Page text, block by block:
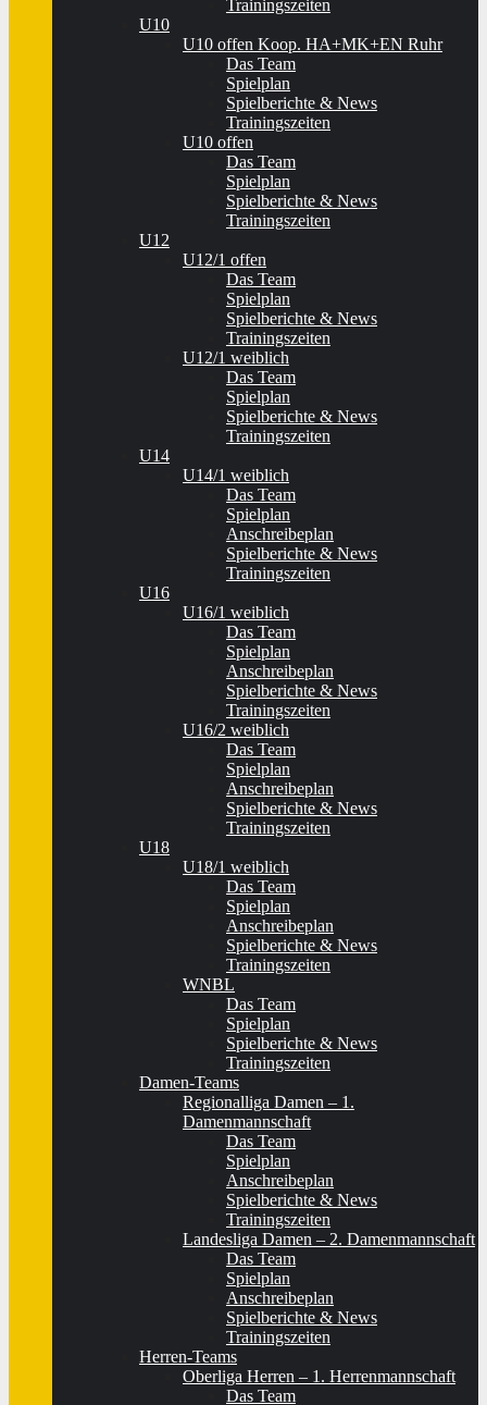
Trainingszeiten
U10
U10 offen Koop. HA+MK+EN Ruhr
Das Team
Spielplan
Spielberichte & News
Trainingszeiten
U10 offen
Das Team
Spielplan
Spielberichte & News
Trainingszeiten
U12
U12/1 offen
Das Team
Spielplan
Spielberichte & News
Trainingszeiten
U12/1 weiblich
Das Team
Spielplan
Spielberichte & News
Trainingszeiten
U14
U14/1 weiblich
Das Team
Spielplan
Anschreibeplan
Spielberichte & News
Trainingszeiten
U16
U16/1 weiblich
Das Team
Spielplan
Anschreibeplan
Spielberichte & News
Trainingszeiten
U16/2 weiblich
Das Team
Spielplan
Anschreibeplan
Spielberichte & News
Trainingszeiten
U18
U18/1 weiblich
Das Team
Spielplan
Anschreibeplan
Spielberichte & News
Trainingszeiten
WNBL
Das Team
Spielplan
Spielberichte & News
Trainingszeiten
Damen-Teams
Regionalliga Damen – 1.
Damenmannschaft
Das Team
Spielplan
Anschreibeplan
Spielberichte & News
Trainingszeiten
Landesliga Damen – 2. Damenmannschaft
Das Team
Spielplan
Anschreibeplan
Spielberichte & News
Trainingszeiten
Herren-Teams
Oberliga Herren – 1. Herrenmannschaft
Das Team